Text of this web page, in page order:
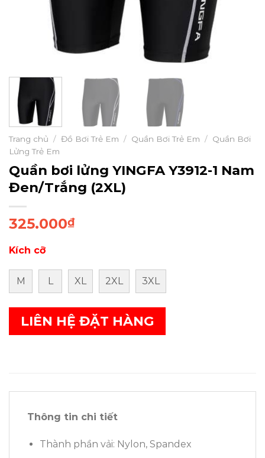
Trang chủ / Đồ Bơi Trẻ Em / Quần Bơi Trẻ Em / Quần Bơi
Lửng Trẻ Em
Quần bơi lửng YINGFA Y3912-1 Nam
Đen/Trắng (2XL)
325.000₫
Kích cỡ
M L XL 2XL 3XL
LIÊN HỆ ĐẶT HÀNG
Thông tin chi tiết
Thành phần vải: Nylon, Spandex